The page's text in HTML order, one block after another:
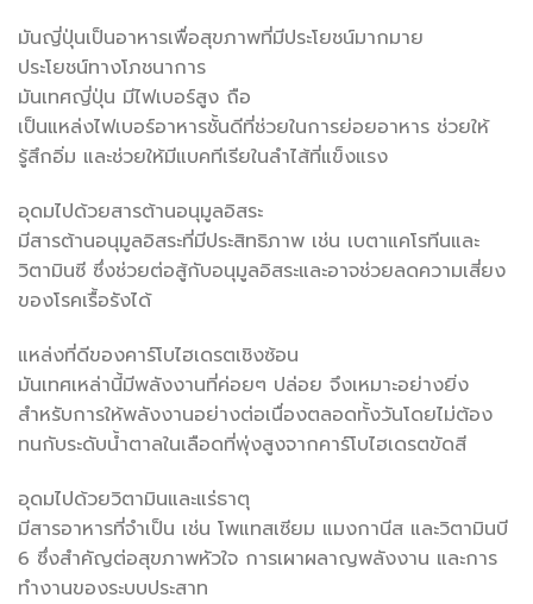
มันญี่ปุ่นเป็นอาหารเพื่อสุขภาพที่มีประโยชน์มากมาย
ประโยชน์ทางโภชนาการ
มันเทศญี่ปุ่น มีไฟเบอร์สูง ถือ
เป็นแหล่งไฟเบอร์อาหารชั้นดีที่ช่วยในการย่อยอาหาร ช่วยให้
รู้สึกอิ่ม และช่วยให้มีแบคทีเรียในลำไส้ที่แข็งแรง
อุดมไปด้วยสารต้านอนุมูลอิสระ
มีสารต้านอนุมูลอิสระที่มีประสิทธิภาพ เช่น เบตาแคโรทีนและ
วิตามินซี ซึ่งช่วยต่อสู้กับอนุมูลอิสระและอาจช่วยลดความเสี่ยง
ของโรคเรื้อรังได้
แหล่งที่ดีของคาร์โบไฮเดรตเชิงซ้อน
มันเทศเหล่านี้มีพลังงานที่ค่อยๆ ปล่อย จึงเหมาะอย่างยิ่ง
สำหรับการให้พลังงานอย่างต่อเนื่องตลอดทั้งวันโดยไม่ต้อง
ทนกับระดับน้ำตาลในเลือดที่พุ่งสูงจากคาร์โบไฮเดรตขัดสี
อุดมไปด้วยวิตามินและแร่ธาตุ
มีสารอาหารที่จำเป็น เช่น โพแทสเซียม แมงกานีส และวิตามินบี
6 ซึ่งสำคัญต่อสุขภาพหัวใจ การเผาผลาญพลังงาน และการ
ทำงานของระบบประสาท